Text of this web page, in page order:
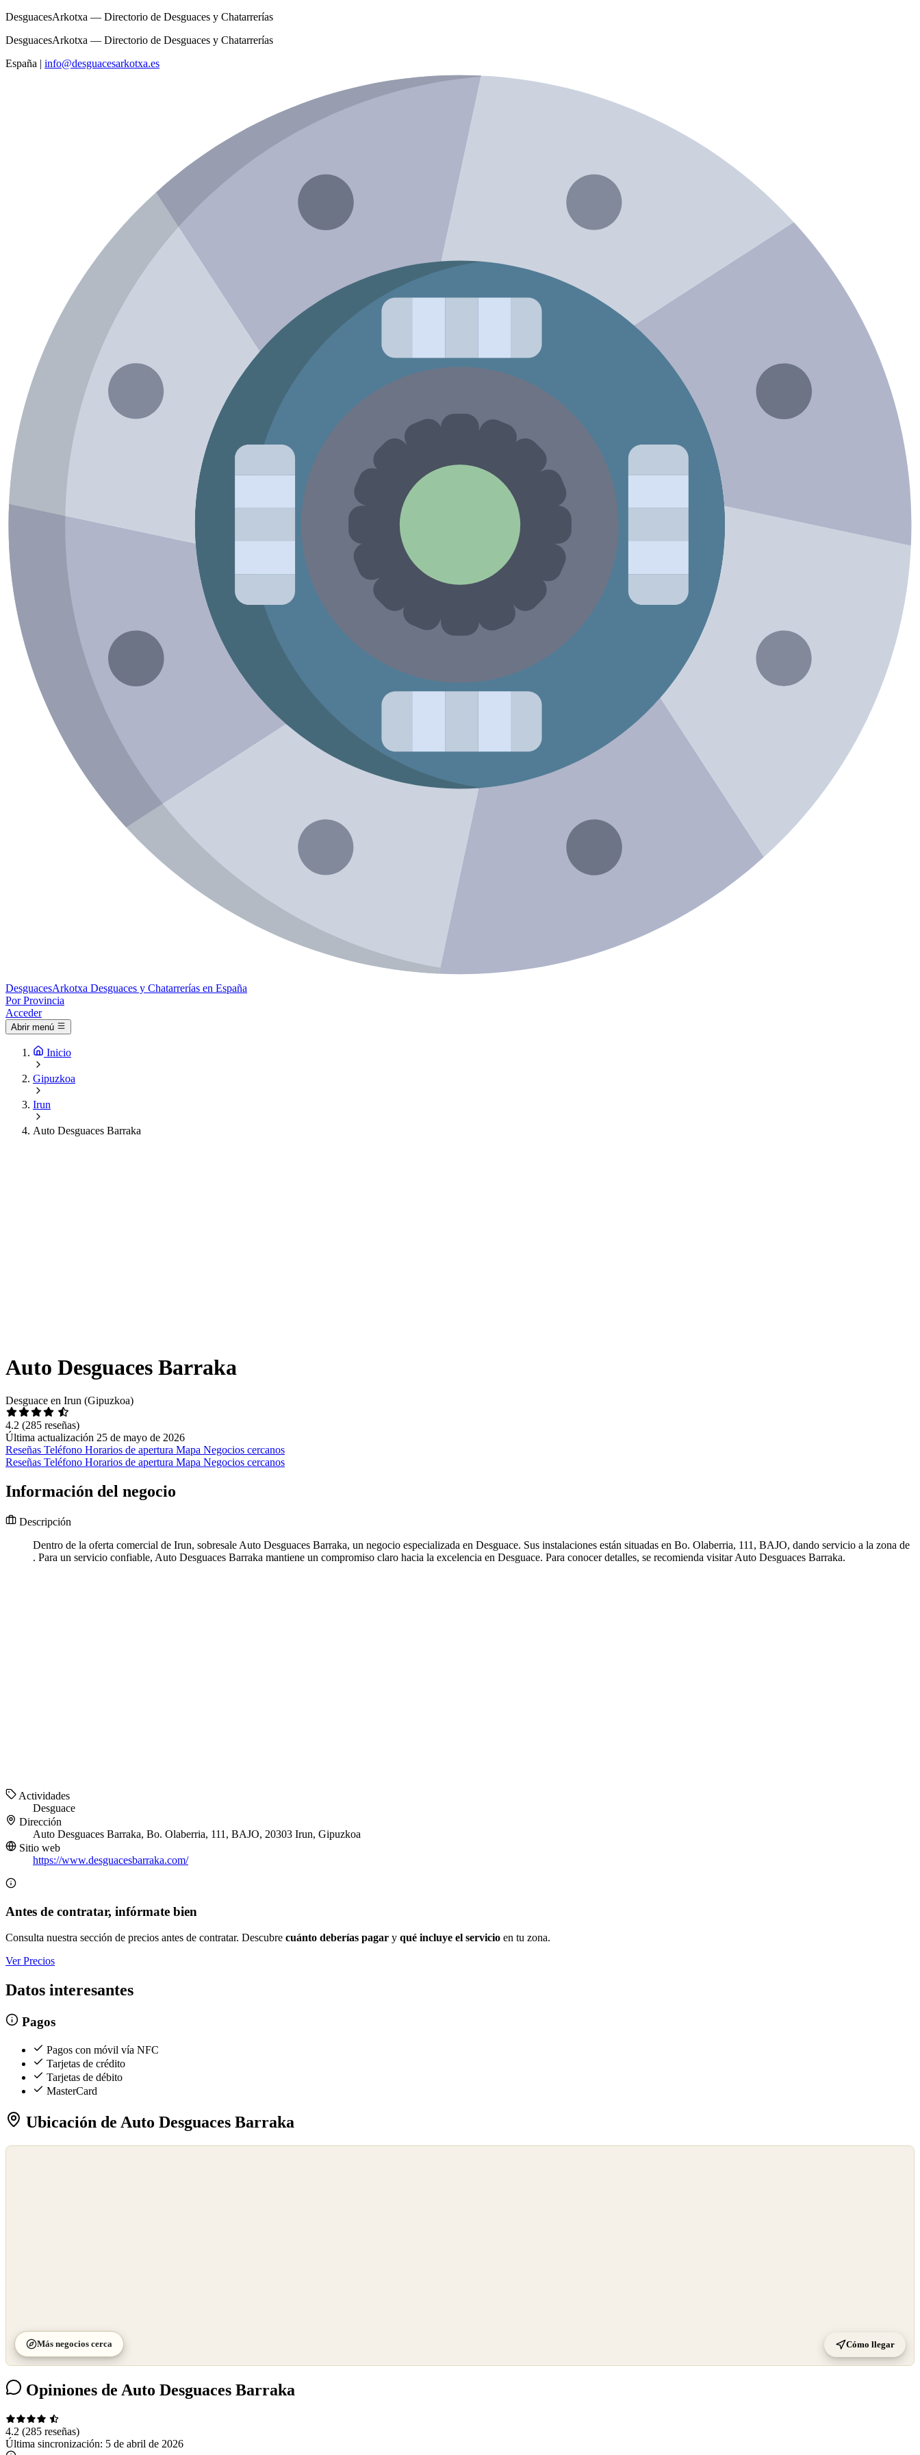
DesguacesArkotxa — Directorio de Desguaces y Chatarrerías
DesguacesArkotxa — Directorio de Desguaces y Chatarrerías
España | info@desguacesarkotxa.es
DesguacesArkotxa Desguaces y Chatarrerías en España
Por Provincia
Acceder
Abrir menú
Inicio
Gipuzkoa
Irun
Auto Desguaces Barraka
Auto Desguaces Barraka
Desguace en Irun (Gipuzkoa)
4.2 (285 reseñas)
Última actualización 25 de mayo de 2026
Reseñas Teléfono Horarios de apertura Mapa Negocios cercanos
Reseñas Teléfono Horarios de apertura Mapa Negocios cercanos
Información del negocio
Descripción
Dentro de la oferta comercial de Irun, sobresale Auto Desguaces Barraka, un negocio especializada en Desguace. Sus instalaciones están situadas en Bo. Olaberria, 111, BAJO, dando servicio a la zona de
. Para un servicio confiable, Auto Desguaces Barraka mantiene un compromiso claro hacia la excelencia en Desguace. Para conocer detalles, se recomienda visitar Auto Desguaces Barraka.
Actividades
Desguace
Dirección
Auto Desguaces Barraka, Bo. Olaberria, 111, BAJO, 20303 Irun, Gipuzkoa
Sitio web
https://www.desguacesbarraka.com/
Antes de contratar, infórmate bien
Consulta nuestra sección de precios antes de contratar. Descubre cuánto deberías pagar y qué incluye el servicio en tu zona.
Ver Precios
Datos interesantes
Pagos
Pagos con móvil vía NFC
Tarjetas de crédito
Tarjetas de débito
MasterCard
Ubicación de Auto Desguaces Barraka
Más negocios cerca Cómo llegar
Opiniones de Auto Desguaces Barraka
4.2 (285 reseñas)
Última sincronización: 5 de abril de 2026